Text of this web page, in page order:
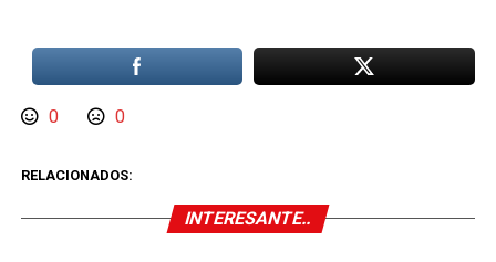
0 0
RELACIONADOS:
INTERESANTE..